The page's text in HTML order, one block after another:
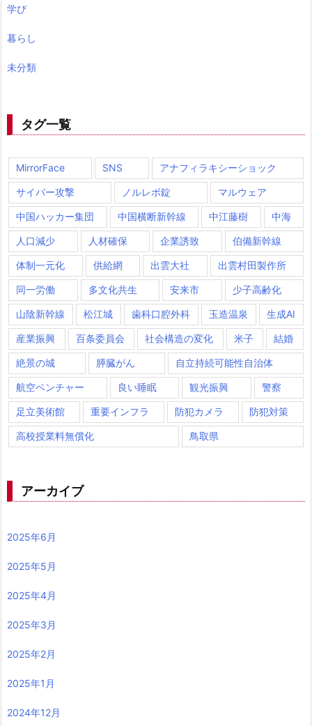
学び
暮らし
未分類
タグ一覧
MirrorFace SNS アナフィラキシーショック
サイバー攻撃 ノルレボ錠 マルウェア
中国ハッカー集団 中国横断新幹線 中江藤樹 中海
人口減少 人材確保 企業誘致 伯備新幹線
体制一元化 供給網 出雲大社 出雲村田製作所
同一労働 多文化共生 安来市 少子高齢化
山陰新幹線 松江城 歯科口腔外科 玉造温泉 生成AI
産業振興 百条委員会 社会構造の変化 米子 結婚
絶景の城 膵臓がん 自立持続可能性自治体
航空ベンチャー 良い睡眠 観光振興 警察
足立美術館 重要インフラ 防犯カメラ 防犯対策
高校授業料無償化 鳥取県
アーカイブ
2025年6月
2025年5月
2025年4月
2025年3月
2025年2月
2025年1月
2024年12月